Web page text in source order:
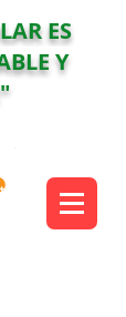
ES
Y